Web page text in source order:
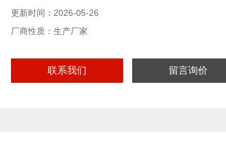
更新时间：2026-05-26
厂商性质：生产厂家
联系我们 留言询价